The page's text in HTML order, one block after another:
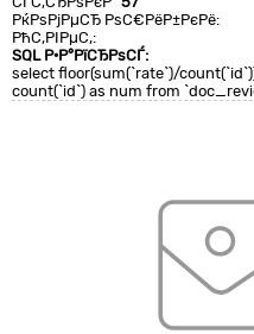
РќРѕРјРµСЂ РѕС€РёР±РєРё:
РћС‚РІРµС‚:
SQL Р·Р°РїСЂРѕСЃ:
select floor(sum(`rate`)/
count(`id`) as num from